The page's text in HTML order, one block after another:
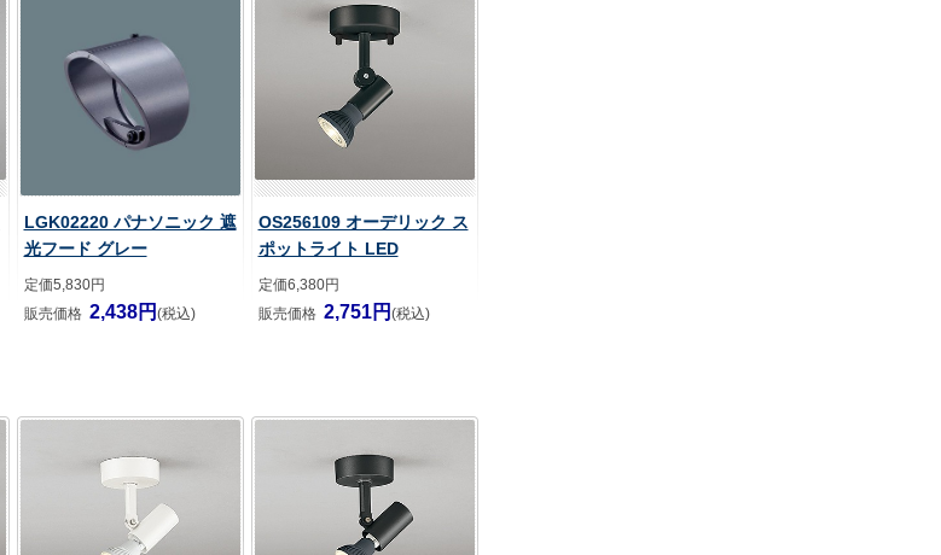
LGK02220 パナソニック 遮
光フード グレー
定価5,830円
販売価格 2,438円 (税込)
OS256109 オーデリック ス
ポットライト LED
定価6,380円
販売価格 2,751円 (税込)